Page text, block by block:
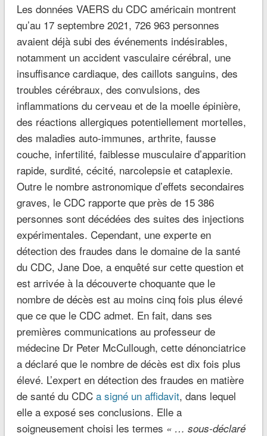
Les données VAERS du CDC américain montrent
qu’au 17 septembre 2021, 726 963 personnes
avaient déjà subi des événements indésirables,
notamment un accident vasculaire cérébral, une
insuffisance cardiaque, des caillots sanguins, des
troubles cérébraux, des convulsions, des
inflammations du cerveau et de la moelle épinière,
des réactions allergiques potentiellement mortelles,
des maladies auto-immunes, arthrite, fausse
couche, infertilité, faiblesse musculaire d’apparition
rapide, surdité, cécité, narcolepsie et cataplexie.
Outre le nombre astronomique d’effets secondaires
graves, le CDC rapporte que près de 15 386
personnes sont décédées des suites des injections
expérimentales. Cependant, une experte en
détection des fraudes dans le domaine de la santé
du CDC, Jane Doe, a enquêté sur cette question et
est arrivée à la découverte choquante que le
nombre de décès est au moins cinq fois plus élevé
que ce que le CDC admet. En fait, dans ses
premières communications au professeur de
médecine Dr Peter McCullough, cette dénonciatrice
a déclaré que le nombre de décès est dix fois plus
élevé. L’expert en détection des fraudes en matière
de santé du CDC a signé un affidavit, dans lequel
elle a exposé ses conclusions. Elle a
soigneusement choisi les termes « … sous-déclaré